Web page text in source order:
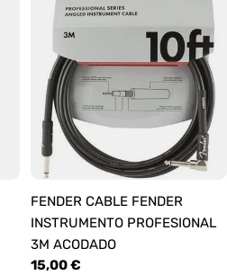
FENDER CABLE FENDER
INSTRUMENTO PROFESIONAL
3M ACODADO
Precio
15,00 €